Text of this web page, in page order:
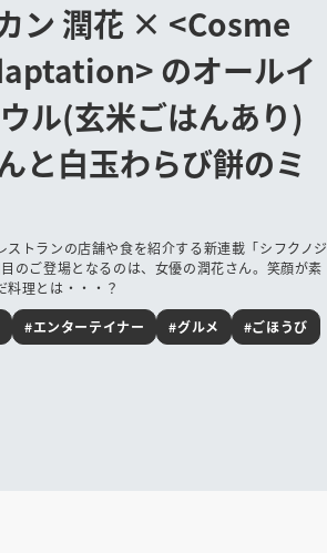
ン 潤花 × <Cosme
のオールイ
ル(玄米ごはんあり)
と白玉わらび餅のミ
ストランの店舗や食を紹介する新連載「シフクノジ
のご登場となるのは、女優の潤花さん。笑顔が素
理とは・・・？
#エンターテイナー #グルメ #ごほうび